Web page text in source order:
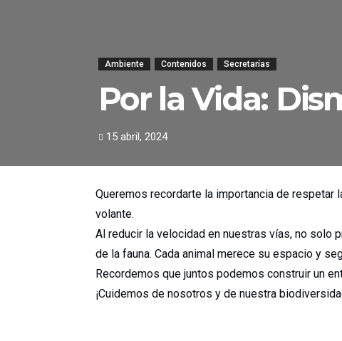
Ambiente Contenidos Secretarías
Por la Vida:
15 abril, 2024
Queremos recordarte la importancia de respetar
volante.
Al reducir la velocidad en nuestras vías, no solo
de la fauna. Cada animal merece su espacio y
Recordemos que juntos podemos construir un
¡Cuidemos de nosotros y de nuestra